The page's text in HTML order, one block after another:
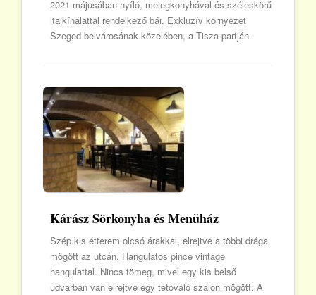
2021 májusában nyíló, melegkonyhával és széleskörű
italkínálattal rendelkező bár. Exkluzív környezet
Szeged belvárosának közelében, a Tisza partján.
Kárász Sörkonyha és Menüház
Szép kis étterem olcsó árakkal, elrejtve a többi drága
mögött az utcán. Hangulatos pince vintage
hangulattal. Nincs tömeg, mivel egy kis belső
udvarban van elrejtve egy tetováló szalon mögött. A